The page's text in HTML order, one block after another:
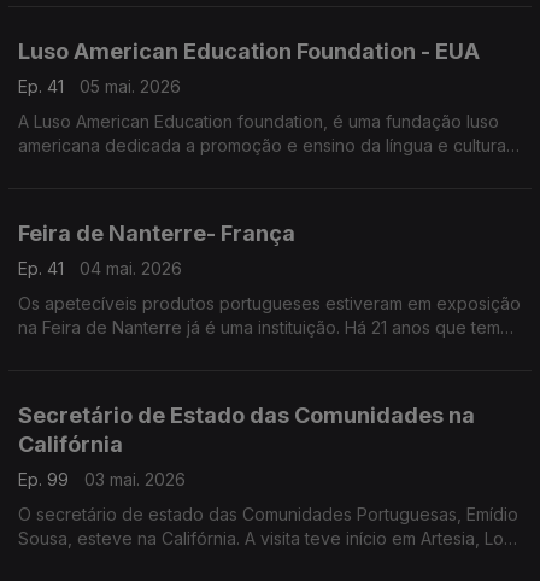
Luso American Education Foundation - EUA
Ep. 41
05 mai. 2026
A Luso American Education foundation, é uma fundação luso
americana dedicada a promoção e ensino da língua e cultura
Feira de Nanterre- França
Ep. 41
04 mai. 2026
Os apetecíveis produtos portugueses estiveram em exposição
na Feira de Nanterre já é uma instituição. Há 21 anos que tem
Secretário de Estado das Comunidades na
Califórnia
Ep. 99
03 mai. 2026
O secretário de estado das Comunidades Portuguesas, Emídio
Sousa, esteve na Califórnia. A visita teve início em Artesia, Los